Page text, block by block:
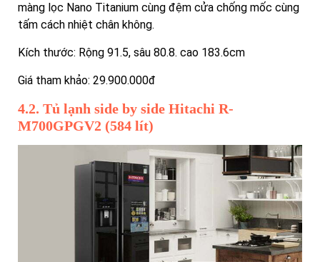
màng lọc Nano Titanium cùng đệm cửa chống mốc cùng
tấm cách nhiệt chân không.
Kích thước: Rộng 91.5, sâu 80.8. cao 183.6cm
Giá tham khảo: 29.900.000đ
4.2. Tủ lạnh side by side Hitachi R-
M700GPGV2 (584 lít)